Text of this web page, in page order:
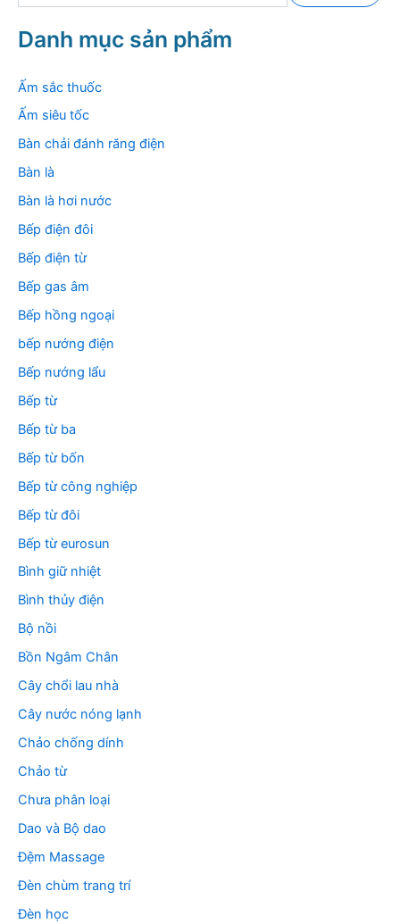
k
i
m
Danh mục sản phẩm
Ấm sắc thuốc
Ấm siêu tốc
Bàn chải đánh răng điện
Bàn là
Bàn là hơi nước
Bếp điện đôi
Bếp điện từ
Bếp gas âm
Bếp hồng ngoại
bếp nướng điện
Bếp nướng lẩu
Bếp từ
Bếp từ ba
Bếp từ bốn
Bếp từ công nghiệp
Bếp từ đôi
Bếp từ eurosun
Bình giữ nhiệt
Bình thủy điện
Bộ nồi
Bồn Ngâm Chân
Cây chổi lau nhà
Cây nước nóng lạnh
Chảo chống dính
Chảo từ
Chưa phân loại
Dao và Bộ dao
Đệm Massage
Đèn chùm trang trí
Đèn học